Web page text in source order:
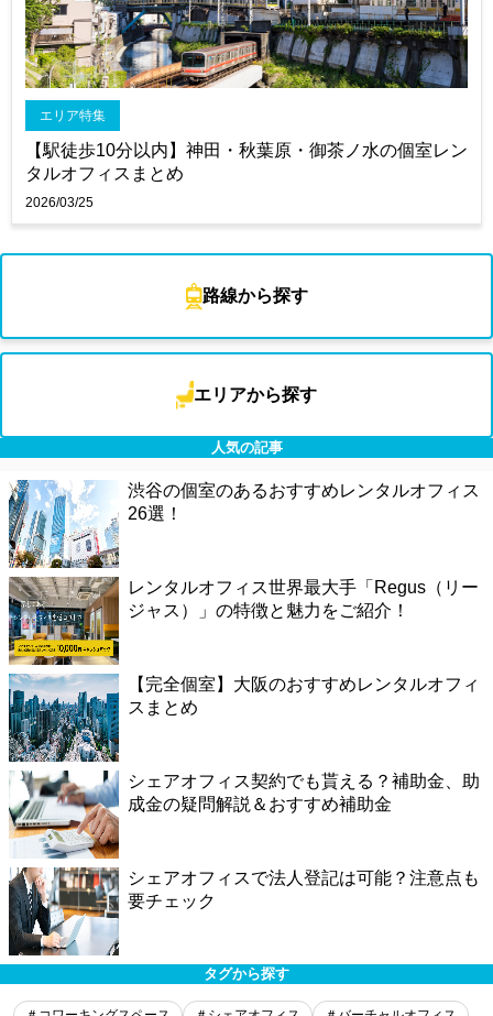
【駅徒歩10分以内】神田・秋葉原・御茶ノ水の個室レン
タルオフィスまとめ
エリア特集
2026/03/25
路線から探す
エリアから探す
人気の記事
渋谷の個室のあるおすすめレンタルオフィス
26選！
レンタルオフィス世界最大手「Regus（リー
ジャス）」の特徴と魅力をご紹介！
【完全個室】大阪のおすすめレンタルオフィ
スまとめ
シェアオフィス契約でも貰える？補助金、助
成金の疑問解説＆おすすめ補助金
シェアオフィスで法人登記は可能？注意点も
要チェック
タグから探す